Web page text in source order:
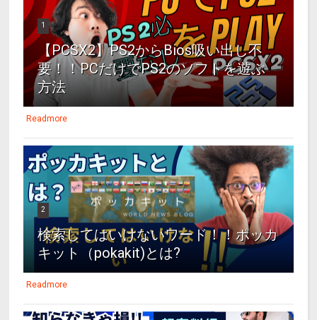
1
【PCSX2】PS2からBios吸い出し不
要！！PCだけでPS2のソフトを遊ぶ
方法
Readmore
2
検索してはいけないワード！！ポッカ
キット（pokakit)とは?
Readmore